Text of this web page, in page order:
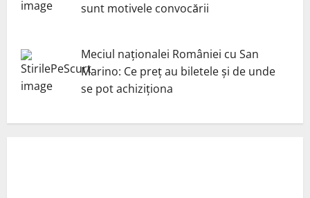
sunt motivele convocării
Meciul naționalei României cu San
Marino: Ce preț au biletele și de unde
se pot achiziționa